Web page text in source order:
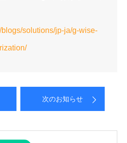
blogs/solutions/jp-ja/g-wise-
次のお知らせ